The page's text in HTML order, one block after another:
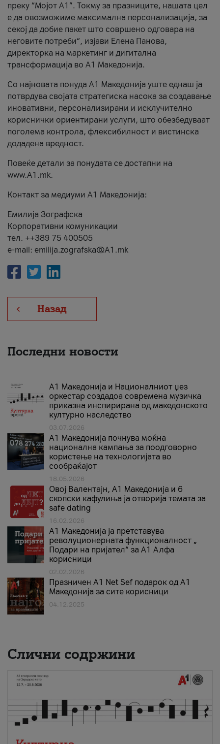
преку “Мојот А1”. Токму за празниците, нашата цел
е да овозможиме максимална персонализација, за
секој да добие пакет што совршено одговара на
неговите потреби“, изјави Елена Панова,
директорка на маркетинг и дигитална
трансформација во А1 Македонија.
Со најновата понуда А1 Македонија уште еднаш ја
потврдува својата стратегиска насока за создавање
иновативни, персонализирани и исклучително
кориснички ориентирани услуги, што обезбедуваат
поголема контрола, флексибилност и вистинска
додадена вредност.
Повеќе детали за понудата се достапни на
www.А1.mk.
Контакт за медиуми А1 Македонија:
Емилија Зографска
Корпоративни комуникации
тел. ++389 75 400505
e-mail: emilija.zografska@A1.mk
Назад
Последни новости
А1 Македонија и Националниот џез
оркестар создадоа современа музичка
приказна инспирирана од македонското
културно наследство
03.07.2026
A1 Македонија почнува моќна
национална кампања за поодговорно
користење на технологијата во
сообраќајот
18.05.2026
Овој Валентајн, A1 Македонија и 6
скопски кафулиња ја отворија темата за
safe dating
16.02.2026
А1 Македонија ја претставува
револуционерната функционалност „
Подари на пријател“ за А1 Алфа
корисници
02.02.2026
Празничен A1 Net Sеf подарок од А1
Македонија за сите корисници
04.12.2025
Слични содржини